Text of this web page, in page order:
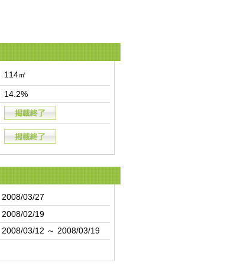
114㎡
14.2%
2008/03/27
2008/02/19
2008/03/12 ～ 2008/03/19